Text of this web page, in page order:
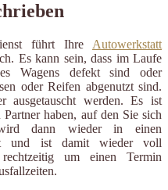
führt Ihre Autowerkstatt
Es kann sein, dass im Laufe
Wagens defekt sind oder
oder Reifen abgenutzt sind.
ausgetauscht werden. Es ist
haben, auf den Sie sich
dann wieder in einen
und ist damit wieder voll
um einen Termin